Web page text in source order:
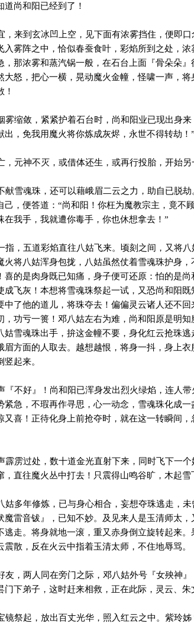
尚和阳已经到了！
来到玄冰凹上空，见下面有浓雾挡住，便即
入雾阵之中，恰似春蚕食叶，彩焰所到之处，
，那浓雾和蒸汽锅一般，在石台上面『骨朵朵
大怒，把心一横，晃动魔火金幢，怪啸一声，
缩敛，紧紧护着石台时，尚和阳业已现出身
出，免我用魔火将你炼成灰烬，永世不得转劫！”
元神不灭，或借体还生，或再行投胎，开始另
雪魂珠，还可以藉峨眉二云之力，助自已脱
，便答道：“尚和阳！你枉为魔教宗主，竟不
在我手，我就遭你毒手，你也休想拿去！”
，五道彩焰直往八姑飞来。顷刻之间，又将
火将八姑浑身包拢，八姑虽然仗着雪魂珠护身
喜的是肉身既已知痛，身子便可还原：怕的是
成飞灰！本想将雪魂珠祭起一试，又恐尚和阳
中了他的道儿，将珠夺去！偏偏灵云诸人还不
，功亏一篑！邓八姑左右为难，尚和阳原是明
姑雪魂珠出手，拚这金幢不要，身化红云抢珠
眉方面的人取去。越想越恨，将身一抖，身上
起来。
不好』！尚和阳已浑身发出烈火绿焰，连人
紧急，不瑕再作寻思，心一动念，雪魂珠化成
又喜！正待化身上前抢夺时，就在这一转瞬间
雳过处，数十道金光直射下来，同时飞下一
直往魔火丛中打去！只震得山鸣谷旷，木起雪
多年修炼，已与身心相合，妄想夺珠逃走，
魔雷音钹』，已知不妙。及见来人是玉清师太
逃走。将身就地一滚，重又赤身倒立旋转起来
散，反在火云中指着玉清太师，不住地辱骂。
，两人同在旁门之际，邓八姑外号『女殃神
门下弟子，这时赶来相救，正在此际，灵云、朱
祭起，放出百丈光华，照入红云之中。紫玲